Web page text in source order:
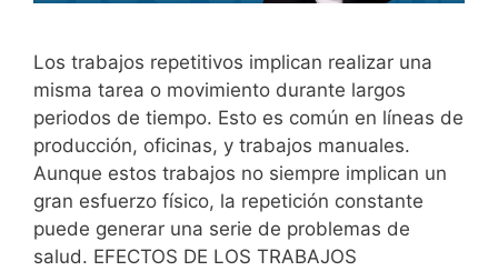
Los trabajos repetitivos implican realizar una
misma tarea o movimiento durante largos
periodos de tiempo. Esto es común en líneas de
producción, oficinas, y trabajos manuales.
Aunque estos trabajos no siempre implican un
gran esfuerzo físico, la repetición constante
puede generar una serie de problemas de
salud. EFECTOS DE LOS TRABAJOS